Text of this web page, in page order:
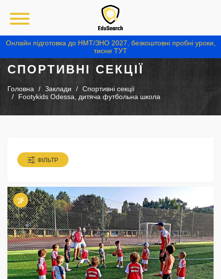
Онлайн підготовка до НМТ/ЗНО 2027, безкоштовні пробні уроки,
тисни ТУТ
СПОРТИВНІ СЕКЦІЇ
Головна Заклади
Спортивні секції
Footykids Odessa, дитяча футбольна школа
ФІЛЬТР